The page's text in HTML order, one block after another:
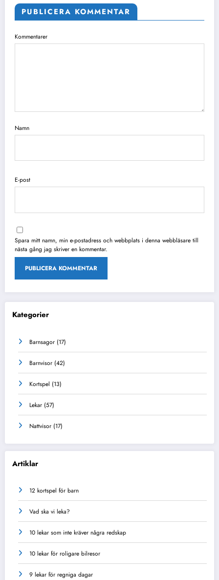
PUBLICERA KOMMENTAR
Kommentarer
Namn
E-post
Spara mitt namn, min e-postadress och webbplats i denna webbläsare till
nästa gång jag skriver en kommentar.
Kategorier
Barnsagor (17)
Barnvisor (42)
Kortspel (13)
Lekar (57)
Nattvisor (17)
Artiklar
12 kortspel för barn
Vad ska vi leka?
10 lekar som inte kräver några redskap
10 lekar för roligare bilresor
9 lekar för regniga dagar